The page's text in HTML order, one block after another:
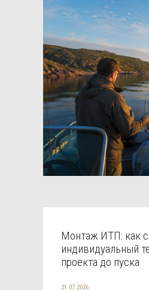
Монтаж ИТП: как
индивидуальный
проекта до пуска
21.07.2026